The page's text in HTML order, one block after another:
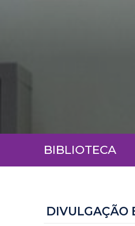
BIBLIOTECA
DIVULGAÇÃO